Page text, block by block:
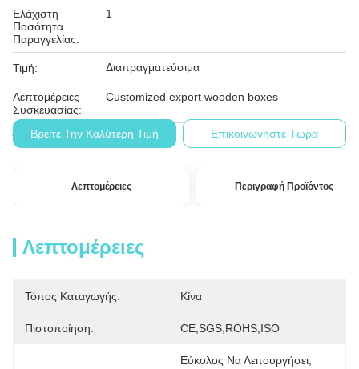
Ελάχιστη
Ποσότητα
Παραγγελίας:
1
Τιμή: Διαπραγματεύσιμα
Λεπτομέρειες
Συσκευασίας:
Customized export wooden boxes
Όροι Πληρωμής: Τ/Τ
Βρείτε Την Καλύτερη Τιμή Επικοινωνήστε Τώρα
Λεπτομέρειες Περιγραφή Προϊόντος
Λεπτομέρειες
Τόπος Καταγωγής: Κίνα
Πιστοποίηση: CE,SGS,ROHS,ISO
Εύκολος Να Λειτουργήσει,